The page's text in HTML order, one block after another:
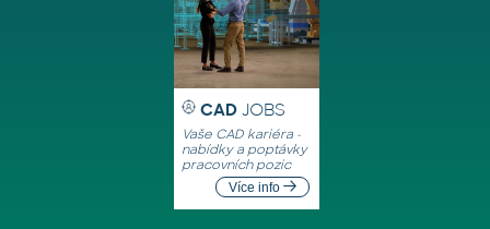
CAD JOBS
Vaše CAD kariéra -
nabídky a poptávky
pracovních pozic
Více info